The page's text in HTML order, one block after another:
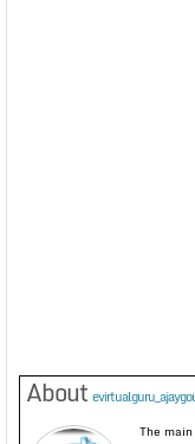
About
The